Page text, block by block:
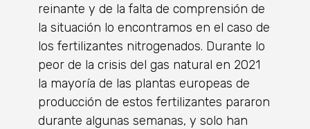
reinante y de la falta de comprensión de
la situación lo encontramos en el caso de
los fertilizantes nitrogenados. Durante lo
peor de la crisis del gas natural en 2021
la mayoría de las plantas europeas de
producción de estos fertilizantes pararon
durante algunas semanas, y solo han